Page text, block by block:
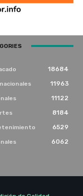
18684
11963
11122
8184
6529
6062